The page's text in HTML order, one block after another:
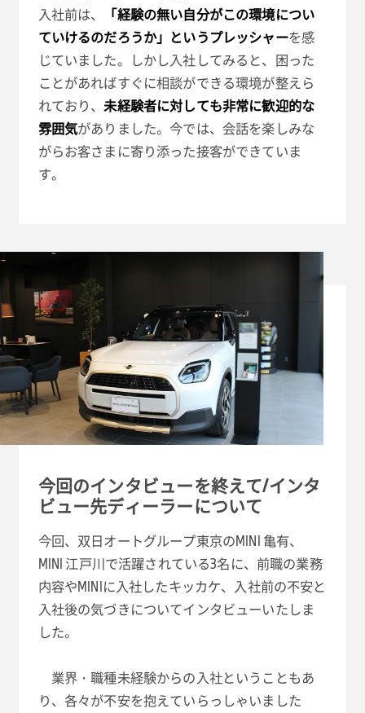
入社前は、
「経験の無い自分がこの環境につい
ていけるのだろうか」というプレッシャーを感
じていました。しかし入社してみると、困った
ことがあればすぐに相談ができる環境が整えら
れており、未経験者に対しても非常に歓迎的な
雰囲気がありました。今では、会話を楽しみな
がらお客さまに寄り添った接客ができていま
す。
今回のインタビューを終えて/インタ
ビュー先ディーラーについて
今回、双日オートグループ東京のMINI 亀有、
MINI 江戸川で活躍されている3名に、前職の業務
内容やMINIに入社したキッカケ、入社前の不安と
入社後の気づきについてインタビューいたしま
した。
業界・職種未経験からの入社ということもあ
り、各々が不安を抱えていらっしゃいました